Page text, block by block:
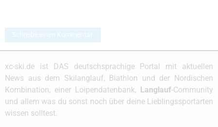
Schreibe einen Kommentar
xc-ski.de ist DAS deutschsprachige Portal mit aktuellen
News aus dem Skilanglauf, Biathlon und der Nordischen
Kombination, einer Loipendatenbank, Langlauf-Community
und allem was du sonst noch über deine Lieblingssportarten
wissen solltest.